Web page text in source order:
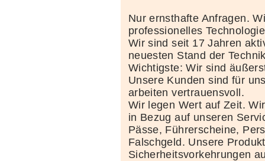
Nur ernsthafte Anfragen.
professionelles
Wir sind seit 17 Jahren
neuesten Stand der
Wichtigste: Wir sind
Unsere Kunden sind für
arbeiten vertrauensvoll.
Wir legen Wert auf Zeit.
in Bezug auf unseren
Pässe, Führerscheine,
Falschgeld. Unsere
Sicherheitsvorkehrungen